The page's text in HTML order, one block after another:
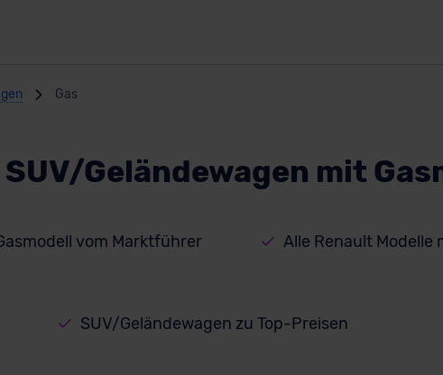
Gas
Geländewagen mit
vom Marktführer Alle Renault
SUV/Geländewagen zu Top-Preisen